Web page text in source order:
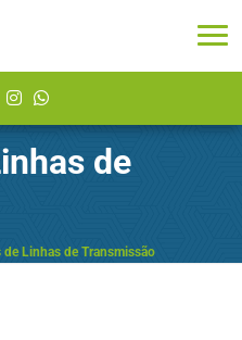
de
de Linhas de Transmissão